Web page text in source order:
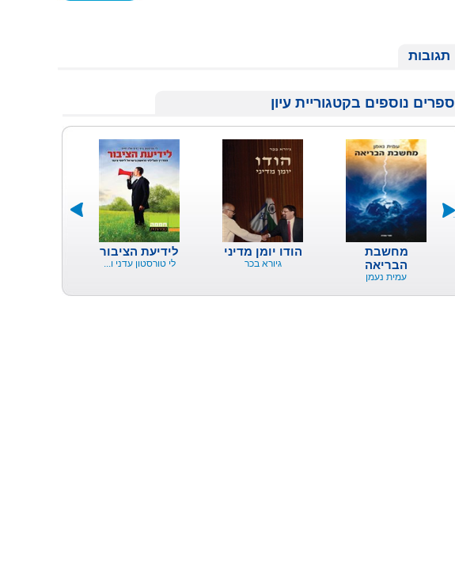
תגובות
ספרים נוספים בקטגוריית עיון
לידיעת הציבור
לי טורסטון עדני ו...
הודו יומן מדיני
גיורא בכר
מחשבת
הבריאה
עמית נעמן